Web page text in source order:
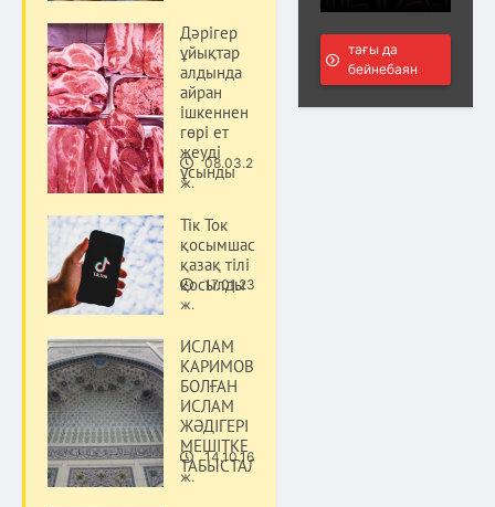
Дәрігер
ұйықтар
алдында
айран
ішкеннен
гөрі ет
жеуді
ұсынды
08.03.21
ж.
Тік Ток
қосымшасына
қазақ тілі
қосылды
17.01.23
ж.
ИСЛАМ
КАРИМОВТЕ
БОЛҒАН
ИСЛАМ
ЖӘДІГЕРІ
МЕШІТКЕ
ТАБЫСТАЛДЫ
14.10.16
ж.
тағы да
бейнебаян